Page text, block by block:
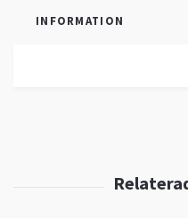
INFORMATION